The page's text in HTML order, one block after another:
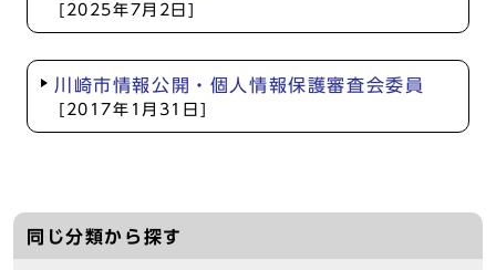
[2025年7月2日]
川崎市情報公開・個人情報保護審査会委員
[2017年1月31日]
同じ分類から探す